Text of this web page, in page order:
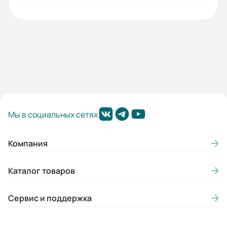
Габариты (ШхВхГ, м):
Мы в социальных сетях
Компания
Каталог товаров
Сервис и поддержка